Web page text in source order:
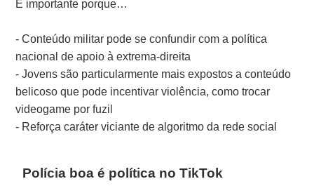
É importante porque…
- Conteúdo militar pode se confundir com a política
nacional de apoio à extrema-direita
- Jovens são particularmente mais expostos a conteúdo
belicoso que pode incentivar violência, como trocar
videogame por fuzil
- Reforça caráter viciante de algoritmo da rede social
Polícia boa é política no TikTok